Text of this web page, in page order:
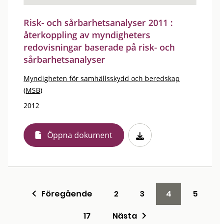
Risk- och sårbarhetsanalyser 2011 :
återkoppling av myndigheters
redovisningar baserade på risk- och
sårbarhetsanalyser
Myndigheten för samhällsskydd och beredskap
(MSB)
2012
Öppna dokument
Föregående 2 3 4
5
17
Nästa